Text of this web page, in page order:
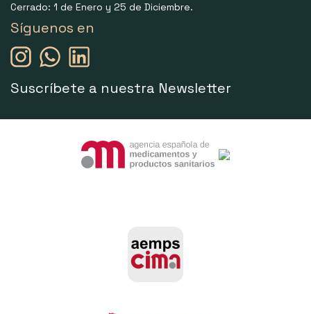
Cerrado: 1 de Enero y 25 de Diciembre.
Síguenos en
Suscríbete a nuestra Newsletter